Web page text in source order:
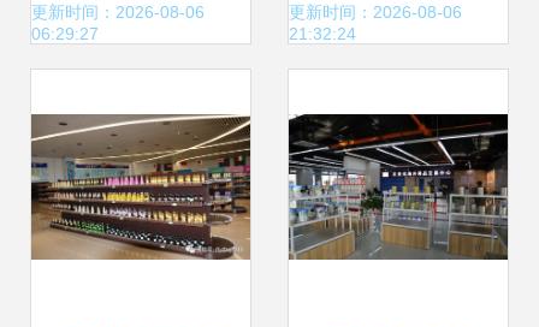
动行业转型的新起
更新时间：2026-08-06
06:29:27
体验空间的中国本
更新时间：2026-08-06
21:32:24